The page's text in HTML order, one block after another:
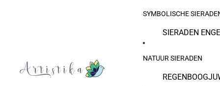
JOODSE
MAANSTEEN
SYMBOLISCHE
SIERADEN
NATUUR SIERADEN